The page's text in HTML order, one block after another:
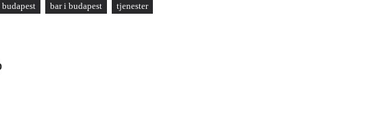
bar i budapest tjenester